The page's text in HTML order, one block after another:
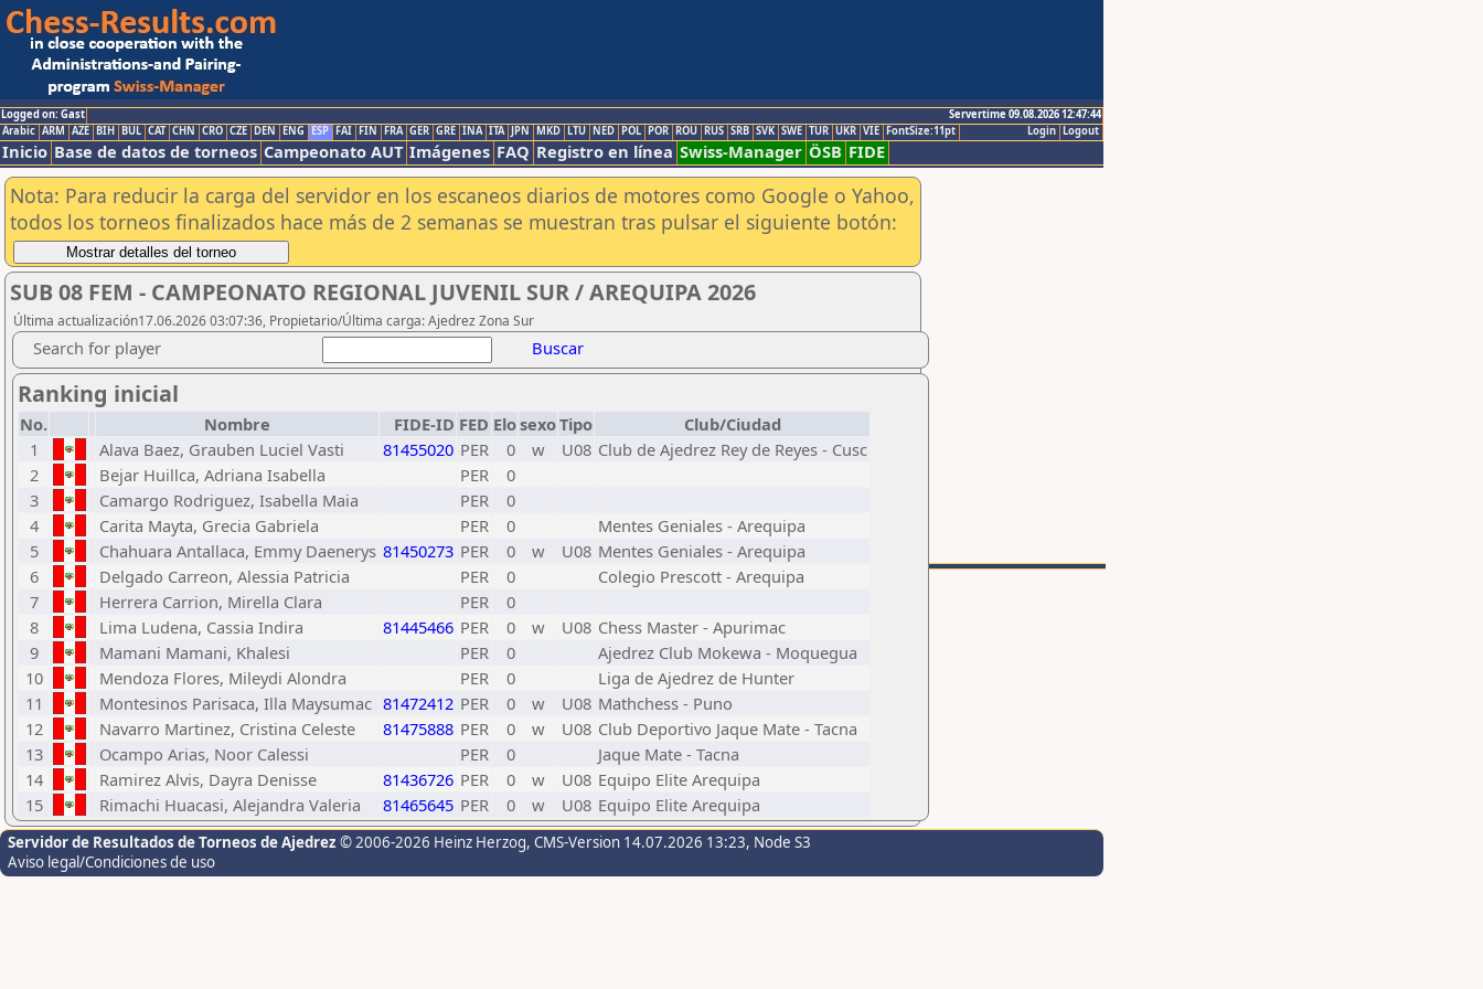
Logged on: Gast
Servertime 09.08.2026 12:47:44
Logout
Login
Arabic ARM AZE BIH BUL CAT CHN CRO CZE DEN ENG ESP FAI FIN FRA GER GRE INA ITA JPN MKD LTU NED POL POR ROU RUS SRB SVK SWE TUR UKR VIE FontSize:11pt
Inicio Base de datos de torneos Campeonato AUT Imágenes FAQ Registro en línea Swiss-Manager ÖSB FIDE
Nota: Para reducir la carga del servidor en los escaneos diarios de motores como Google o Yahoo,
todos los torneos finalizados hace más de 2 semanas se muestran tras pulsar el siguiente botón:
SUB 08 FEM - CAMPEONATO REGIONAL JUVENIL SUR / AREQUIPA 2026
Última actualización17.06.2026 03:07:36, Propietario/Última carga: Ajedrez Zona Sur
Search for player Buscar
Ranking inicial
No. Nombre FIDE-ID FED ElosexoTipo
Club/Ciudad
1
Alava Baez, Grauben Luciel Vasti 81455020 PER 0 w U08 Club de Ajedrez Rey de Reyes - Cusc
2
Bejar Huillca, Adriana Isabella PER
0
3
Camargo Rodriguez, Isabella Maia PER
0
4
Carita Mayta, Grecia Gabriela PER 0
Mentes Geniales - Arequipa
5
Chahuara Antallaca, Emmy Daenerys 81450273 PER 0 w U08 Mentes Geniales - Arequipa
6
Delgado Carreon, Alessia Patricia PER 0
Colegio Prescott - Arequipa
7
Herrera Carrion, Mirella Clara PER
0
8
Lima Ludena, Cassia Indira 81445466 PER 0 w U08 Chess Master - Apurimac
9
Mamani Mamani, Khalesi PER 0
Ajedrez Club Mokewa - Moquegua
10
Mendoza Flores, Mileydi Alondra PER 0
Liga de Ajedrez de Hunter
11
Montesinos Parisaca, Illa Maysumac 81472412 PER 0 w U08 Mathchess - Puno
12
Navarro Martinez, Cristina Celeste 81475888 PER 0 w U08 Club Deportivo Jaque Mate - Tacna
13
Ocampo Arias, Noor Calessi PER 0
Jaque Mate - Tacna
14
Ramirez Alvis, Dayra Denisse 81436726 PER 0 w U08 Equipo Elite Arequipa
15
Rimachi Huacasi, Alejandra Valeria 81465645 PER 0 w U08 Equipo Elite Arequipa
Servidor de Resultados de Torneos de Ajedrez © 2006-2026 Heinz Herzog, CMS-Version 14.07.2026 13:23, Node S3
Aviso legal/Condiciones de uso